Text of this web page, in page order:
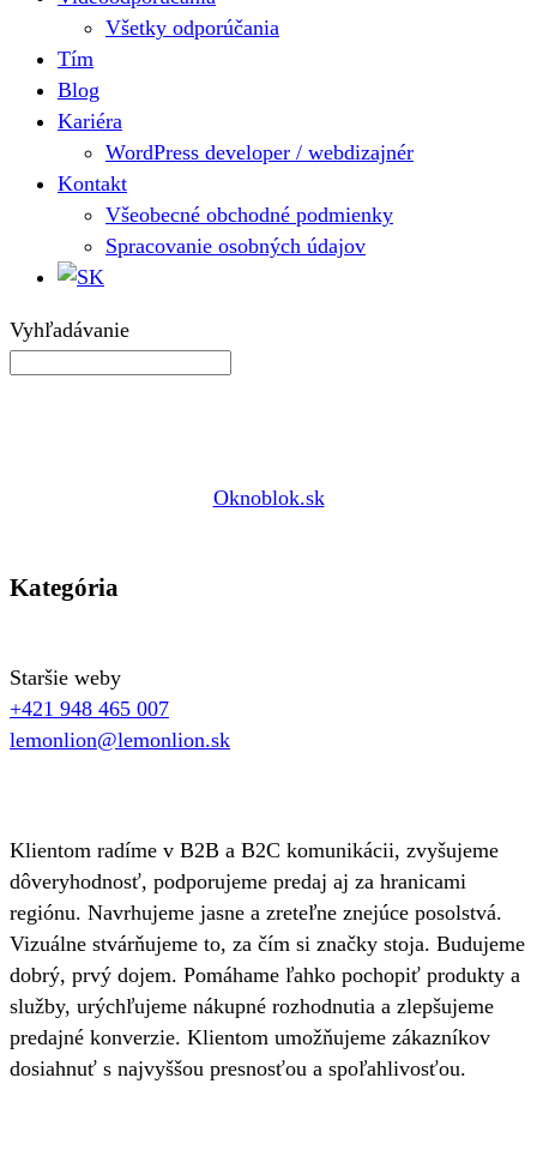
Všetky odporúčania
Tím
Blog
Kariéra
WordPress developer / webdizajnér
Kontakt
Všeobecné obchodné podmienky
Spracovanie osobných údajov
Vyhľadávanie
Oknoblok.sk
Kategória
Staršie weby
+421 948 465 007
lemonlion@lemonlion.sk
Klientom radíme v B2B a B2C komunikácii, zvyšujeme
dôveryhodnosť, podporujeme predaj aj za hranicami
regiónu. Navrhujeme jasne a zreteľne znejúce posolstvá.
Vizuálne stvárňujeme to, za čím si značky stoja. Budujeme
dobrý, prvý dojem. Pomáhame ľahko pochopiť produkty a
služby, urýchľujeme nákupné rozhodnutia a zlepšujeme
predajné konverzie. Klientom umožňujeme zákazníkov
dosiahnuť s najvyššou presnosťou a spoľahlivosťou.